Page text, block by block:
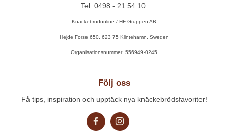
Tel. 0498 - 21 54 10
Knackebrodonline / HF Gruppen AB
Hejde Forse 650, 623 75 Klintehamn, Sweden
Organisationsnummer: 556949-0245
Följ oss
Få tips, inspiration och upptäck nya knäckebrödsfavoriter!